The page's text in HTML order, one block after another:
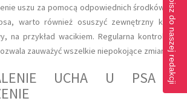
uszu za pomocą odpowiednich środków. Po
warto również osuszyć zewnętrzny kanał
na przykład wacikiem. Regularna kontrola w
zauważyć wszelkie niepokojące zmiany.
UCHA U PSA -
Napisz do naszej redakcji